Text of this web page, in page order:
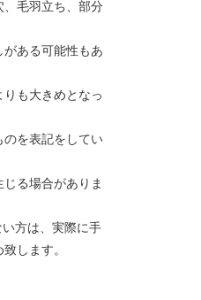
、毛羽立ち、部分
ある可能性もあ
も大きめとなっ
のを表記をしてい
る場合がありま
方は、実際に手
します。